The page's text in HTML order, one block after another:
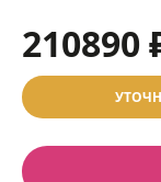
210890